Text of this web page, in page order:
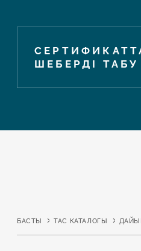
ШЕБЕРДІ ТАБУ
БАСТЫ ТАС КАТАЛОГЫ